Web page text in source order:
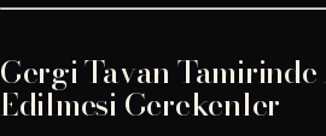
Gergi Tavan
Edilmesi Gerekenler